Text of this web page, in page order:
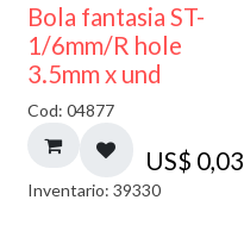
Bola fantasia ST-
1/6mm/R hole
3.5mm x und
Cod: 04877
US$ 0,03
Inventario: 39330